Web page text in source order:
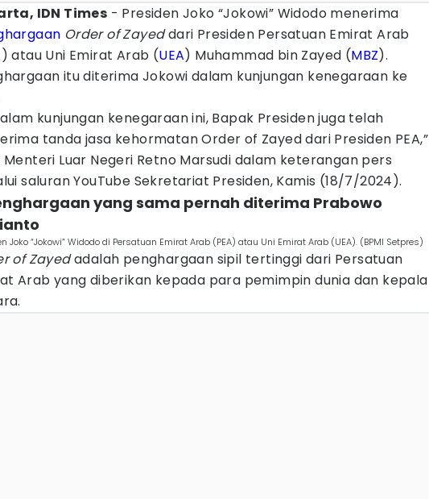
IDN Times - Presiden Joko “Jokowi” Widodo menerima
Order of Zayeddari Presiden Persatuan Emirat Arab
atau Uni Emirat Arab (UEA) Muhammad bin Zayed (MBZ).
itu diterima Jokowi dalam kunjungan kenegaraan ke
kunjungan kenegaraan ini, Bapak Presiden juga telah
tanda jasa kehormatan Order of Zayed dari Presiden PEA,”
Luar Negeri Retno Marsudi dalam keterangan pers
saluran YouTube Sekretariat Presiden, Kamis (18/7/2024).
yang sama pernah diterima Prabowo
Joko “Jokowi” Widodo di Persatuan Emirat Arab (PEA) atau Uni Emirat Arab (UEA). (BPMI Setpres)
of Zayedadalah penghargaan sipil tertinggi dari Persatuan
Arab yang diberikan kepada para pemimpin dunia dan kepala